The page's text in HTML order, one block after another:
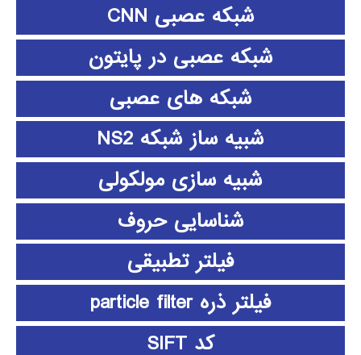
شبکه عصبی CNN
شبکه عصبی در پایتون
شبکه های عصبی
شبیه ساز شبکه NS2
شبیه سازی مولکولی
شناسایی حروف
فیلتر تطبیقی
فیلتر ذره particle filter
کد SIFT